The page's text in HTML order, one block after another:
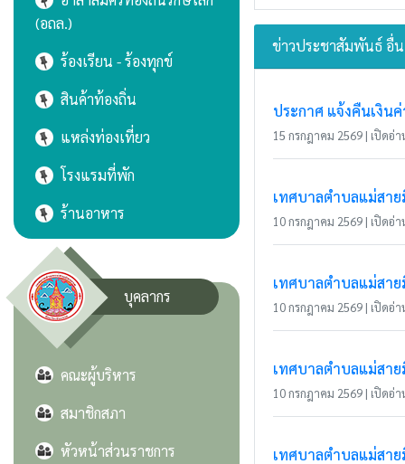
(อถล.)
ร้องเรียน - ร้องทุกข์
สินค้าท้องถิ่น
แหล่งท่องเที่ยว
โรงแรมที่พัก
ร้านอาหาร
บุคลากร
คณะผู้บริหาร
สมาชิกสภา
หัวหน้าส่วนราชการ
ข่าวประชาสัมพันธ์ อื่
ประกาศ แจ้งคืนเงิน
15 กรกฎาคม 2569 | เปิดอ่า
เทศบาลตำบลแม่สา
10 กรกฎาคม 2569 | เปิดอ่า
เทศบาลตำบลแม่สา
10 กรกฎาคม 2569 | เปิดอ่า
เทศบาลตำบลแม่สา
10 กรกฎาคม 2569 | เปิดอ่า
เทศบาลตำบลแม่สา